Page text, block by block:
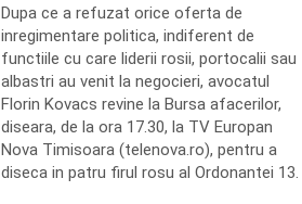
Dupa ce a refuzat orice oferta de
inregimentare politica, indiferent de
functiile cu care liderii rosii, portocalii sau
albastri au venit la negocieri, avocatul
Florin Kovacs revine la Bursa afacerilor,
diseara, de la ora 17.30, la TV Europan
Nova Timisoara (telenova.ro), pentru a
diseca in patru firul rosu al Ordonantei 13.